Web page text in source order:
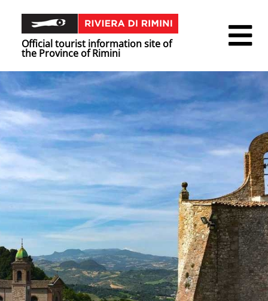
Official tourist information site of
the Province of Rimini